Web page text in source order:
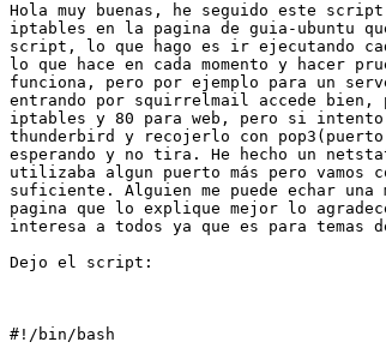
Hola muy buenas, he seguido este
iptables en la pagina de guia-ubuntu
script, lo que hago es ir ejecutando
lo que hace en cada momento y hacer
funciona, pero por ejemplo para un
entrando por squirrelmail accede bien,
iptables y 80 para web, pero si intento
thunderbird y recojerlo con
esperando y no tira. He hecho un
utilizaba algun puerto más pero vamos
suficiente. Alguien me puede echar
pagina que lo explique mejor lo
interesa a todos ya que es para temas
Dejo el script:
#!/bin/bash